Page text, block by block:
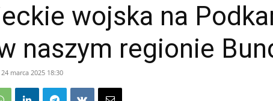
wojska na
naszym regionie
24 marca 2025 18:30